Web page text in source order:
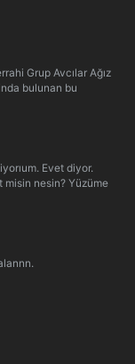
Grup Avcılar Ağız
bulunan bu
Evet diyor.
misin nesin? Yüzüme